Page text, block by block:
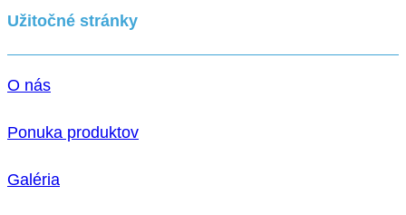
Užitočné stránky
O nás
Ponuka produktov
Galéria